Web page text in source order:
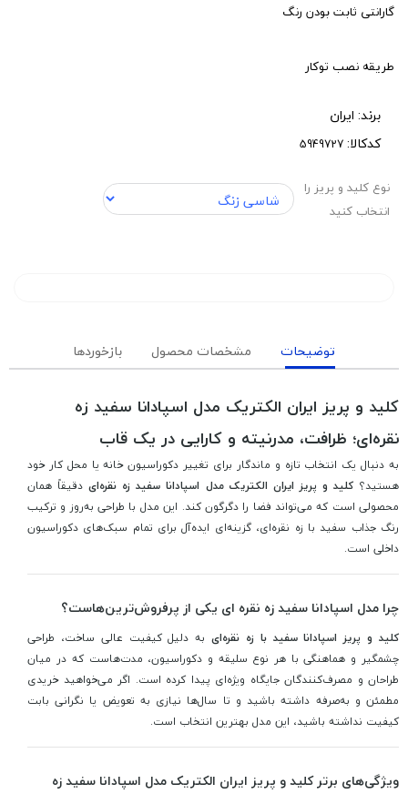
گارانتی ثابت بودن رنگ
طریقه نصب توکار
برند: ایران
کدکالا:
نوع کلید و پریز را
انتخاب کنید
توضیحات مشخصات محصول بازخوردها
کلید و پریز ایران الکتریک مدل اسپادانا سفید زه
نقره‌ای؛ ظرافت، مدرنیته و کارایی در یک قاب
به دنبال یک انتخاب تازه و ماندگار برای تغییر دکوراسیون خانه یا محل کار خود
هستید؟ کلید و پریز ایران الکتریک مدل اسپادانا سفید زه نقره‌ای دقیقاً همان
محصولی است که می‌تواند فضا را دگرگون کند. این مدل با طراحی به‌روز و ترکیب
رنگ جذاب سفید با زه نقره‌ای، گزینه‌ای ایده‌آل برای تمام سبک‌های دکوراسیون
داخلی است.
چرا مدل اسپادانا سفید زه نقره ای یکی از پرفروش‌ترین‌هاست؟
کلید و پریز اسپادانا سفید با زه نقره‌ای به دلیل کیفیت عالی ساخت، طراحی
چشمگیر و هماهنگی با هر نوع سلیقه و دکوراسیون، مدت‌هاست که در میان
طراحان و مصرف‌کنندگان جایگاه ویژه‌ای پیدا کرده است. اگر می‌خواهید خریدی
مطمئن و به‌صرفه داشته باشید و تا سال‌ها نیازی به تعویض یا نگرانی بابت
کیفیت نداشته باشید، این مدل بهترین انتخاب است.
ویژگی‌های برتر کلید و پریز ایران الکتریک مدل اسپادانا سفید زه